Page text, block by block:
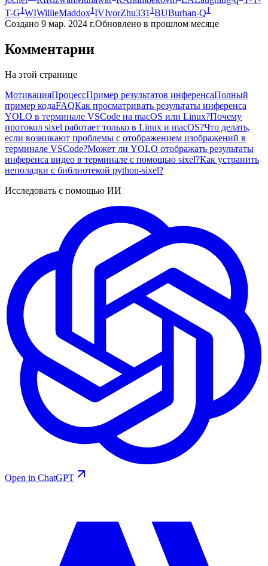
T-G1WIWillieMaddox1IVIvorZhu331 1BUBurhan-Q1
Создано 9 мар. 2024 г.Обновлено в прошлом месяце
Комментарии
На этой странице
МотивацияПроцессПример результатов инференсаПолный
пример кодаFAQКак просматривать результаты инференса
YOLO в терминале VSCode на macOS или Linux?Почему
протокол sixel работает только в Linux и macOS?Что делать,
если возникают проблемы с отображением изображений в
терминале VSCode?Может ли YOLO отображать результаты
инференса видео в терминале с помощью sixel?Как устранить
неполадки с библиотекой python-sixel?
Исследовать с помощью ИИ
Open in ChatGPT